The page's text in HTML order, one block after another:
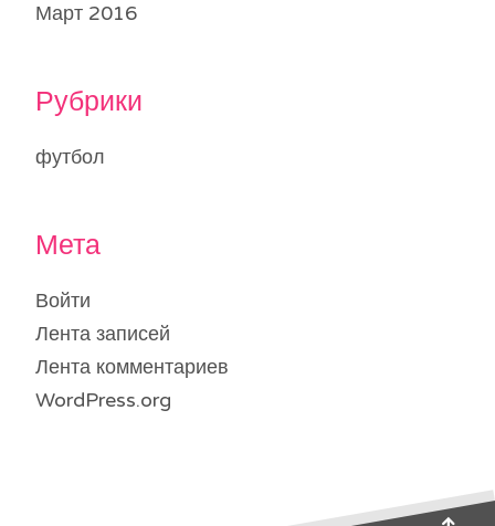
Март 2016
Рубрики
футбол
Мета
Войти
Лента записей
Лента комментариев
WordPress.org